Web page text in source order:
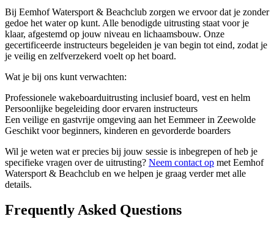
Bij Eemhof Watersport & Beachclub zorgen we ervoor dat je zonder
gedoe het water op kunt. Alle benodigde uitrusting staat voor je
klaar, afgestemd op jouw niveau en lichaamsbouw. Onze
gecertificeerde instructeurs begeleiden je van begin tot eind, zodat je
je veilig en zelfverzekerd voelt op het board.
Wat je bij ons kunt verwachten:
Professionele wakeboarduitrusting inclusief board, vest en helm
Persoonlijke begeleiding door ervaren instructeurs
Een veilige en gastvrije omgeving aan het Eemmeer in Zeewolde
Geschikt voor beginners, kinderen en gevorderde boarders
Wil je weten wat er precies bij jouw sessie is inbegrepen of heb je
specifieke vragen over de uitrusting? Neem contact op met Eemhof
Watersport & Beachclub en we helpen je graag verder met alle
details.
Frequently Asked Questions